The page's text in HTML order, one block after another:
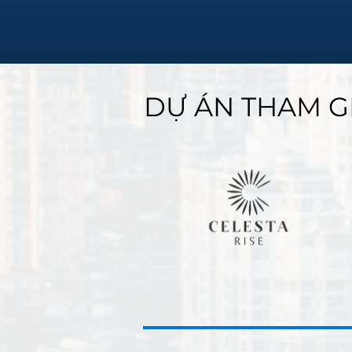
DỰ ÁN THAM
DỰ ÁN THAM